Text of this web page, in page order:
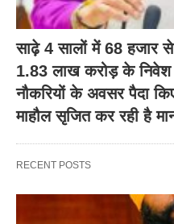
साढ़े 4 सालों में 68 हजार
1.83 लाख करोड़ के
नौकरियों के अवसर पैदा
माहौल सृजित कर रही है
RECENT POSTS